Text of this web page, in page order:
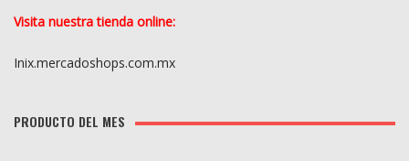
Visita nuestra tienda online:
Inix.mercadoshops.com.mx
PRODUCTO DEL MES